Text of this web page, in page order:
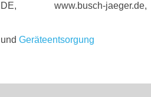
www.busch-jaeger.de,
Geräteentsorgung